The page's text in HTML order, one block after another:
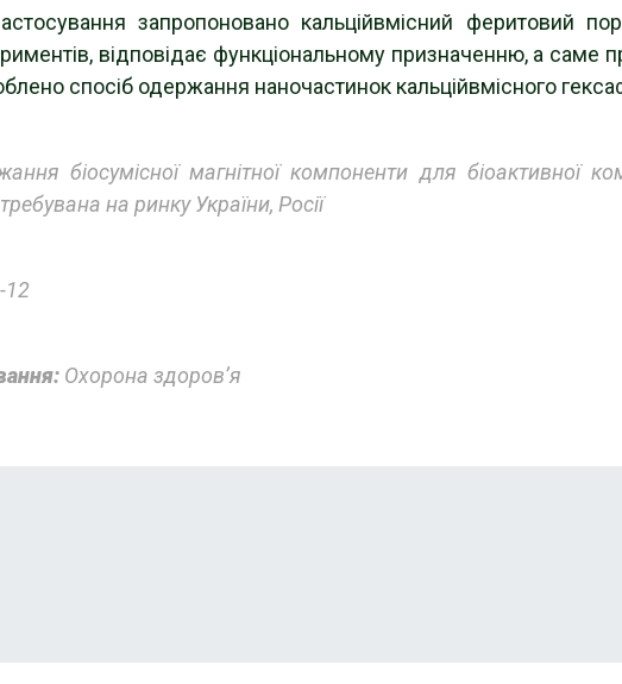
запропоновано кальційвмісний феритовий
відповідає функціональному призначенню, а саме
спосіб одержання наночастинок кальційвмісного
біосумісної магнітної компоненти для біоактивної
на ринку України, Росії
12
Охорона здоров’я